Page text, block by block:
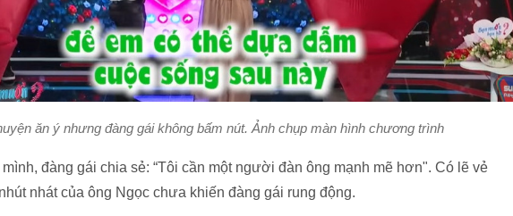
ăn ý nhưng đàng gái không bấm nút. Ảnh chụp màn hình chương trình
đàng gái chia sẻ: “Tôi cần một người đàn ông mạnh mẽ hơn". Có lẽ vẻ
nhát của ông Ngọc chưa khiến đàng gái rung động.